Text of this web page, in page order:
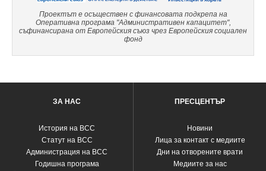
Проектът е осъществен с финансовата подкрепа на
Оперативна програма "Административен капацитет",
съфинансирана от Европейския съюз чрез Европейския социален
фонд
ЗА НАС
История на ВСС
Статут на ВСС
Администрация на ВСС
Годишна програма
ПРЕСЦЕНТЪР
Новини
Лица за контакт с медиите
Дни на отворените врати
Медиите за нас